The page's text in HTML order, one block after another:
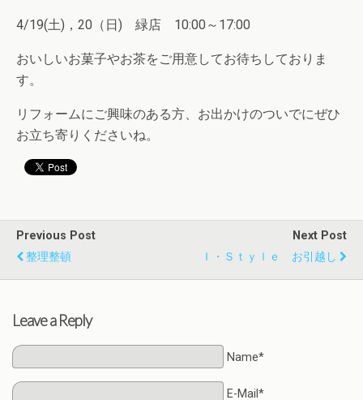
4/19(土)，20（日) 緑店 10:00～17:00
おいしいお菓子やお茶をご用意してお待ちしておりま
す。
リフォームにご興味のある方、お出かけのついでにぜひ
お立ち寄りくださいね。
Previous Post
整理整頓
Next Post
Ｉ・Ｓｔｙｌｅ お引越し
Leave a Reply
Name*
E-Mail*